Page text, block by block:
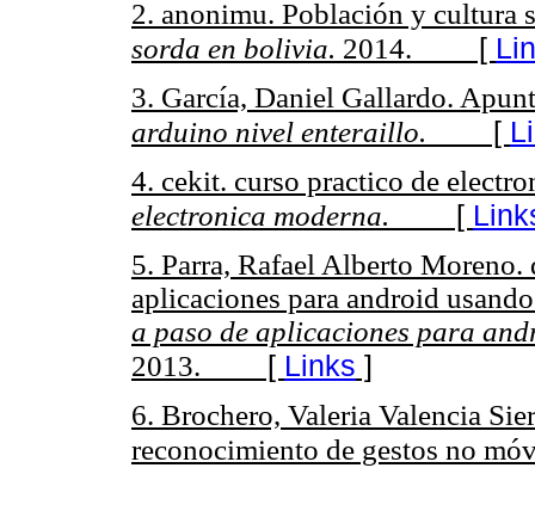
2. anonimu. Población y cultura
sorda en bolivia. 2014. [
3. García, Daniel Gallardo.
arduino nivel enteraillo. [
4. cekit. curso practico de
electronica moderna. [
5. Parra, Rafael Alberto Moreno.
aplicaciones para android
a paso de aplicaciones para
2013. [ Links ]
6. Brochero, Valeria Valencia
reconocimiento de gestos no